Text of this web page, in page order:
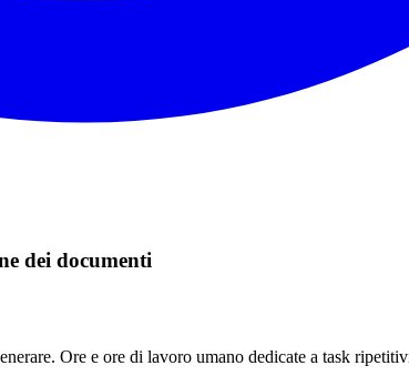
dei documenti
Ore e ore di lavoro umano dedicate a task